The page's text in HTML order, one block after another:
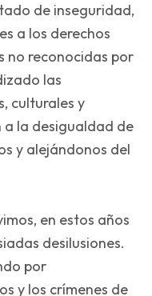
de inseguridad,
a los derechos
no reconocidas por
las
culturales y
a la desigualdad de
y alejándonos del
en estos años
desilusiones.
por
y los crímenes de